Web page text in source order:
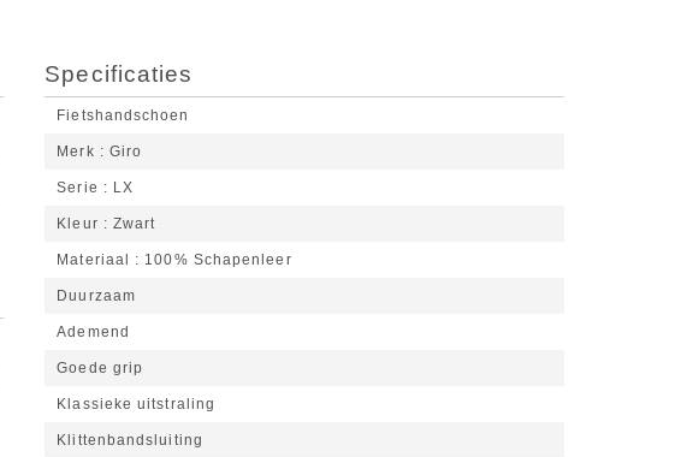
Specificaties
Fietshandschoen
Merk Giro
Serie LX
Kleur Zwart
Materiaal 100% Schapenleer
Duurzaam
Ademend
Goede grip
Klassieke uitstraling
Klittenbandsluiting